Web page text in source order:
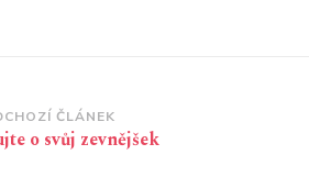
ČLÁNEK
o svůj zevnějšek